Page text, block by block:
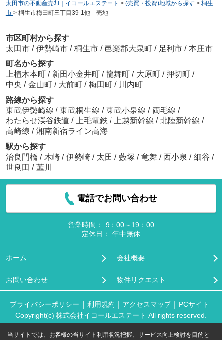
太田市の不動産売却｜イコールエステート > (売買・投資)地域から探す > 桐生
市 > 桐生市梅田町三丁目39-1他 売地
市区町村から探す
太田市 / 伊勢崎市 / 桐生市 / 邑楽郡大泉町 / 足利市 / 本庄市
町名から探す
上植木本町 / 新田小金井町 / 龍舞町 / 大原町 / 押切町 /
中央 / 金山町 / 大前町 / 梅田町 / 川内町
路線から探す
東武伊勢崎線 / 東武桐生線 / 東武小泉線 / 両毛線 /
わたらせ渓谷鉄道 / 上毛電鉄 / 上越新幹線 / 北陸新幹線 /
高崎線 / 湘南新宿ライン高海
駅から探す
治良門橋 / 木崎 / 伊勢崎 / 太田 / 藪塚 / 竜舞 / 西小泉 / 細谷 /
世良田 / 韮川
電話でお問い合わせ
営業時間：
9：00～19：00
定休日：
年中無休
ホーム 会社概要
お問い合わせ 物件リクエスト
プライバシーポリシー 利用規約 アクセスマップ
PCサイト
Copyright(c) 株式会社イコールエステート All rights reserved.
当サイトでは、お客様の当サイト利用状況把握、サービス向上検討を目的と